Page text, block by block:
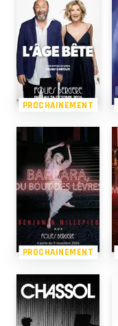
PROCHAINEMENT
PROCHAINEMENT